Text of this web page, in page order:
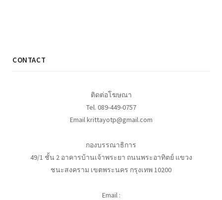
CONTACT
ติดต่อโฆษณา
Tel. 089-449-0757
Email krittayotp@gmail.com
กองบรรณาธิการ
49/1 ชั้น 2 อาคารบ้านเจ้าพระยา ถนนพระอาทิตย์ แขวง
ชนะสงคราม เขตพระนคร กรุงเทพ 10200
Email :